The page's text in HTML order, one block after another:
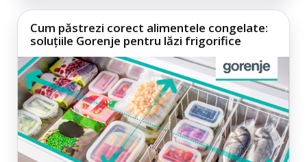
Cum păstrezi corect alimentele congelate:
soluțiile Gorenje pentru lăzi frigorifice